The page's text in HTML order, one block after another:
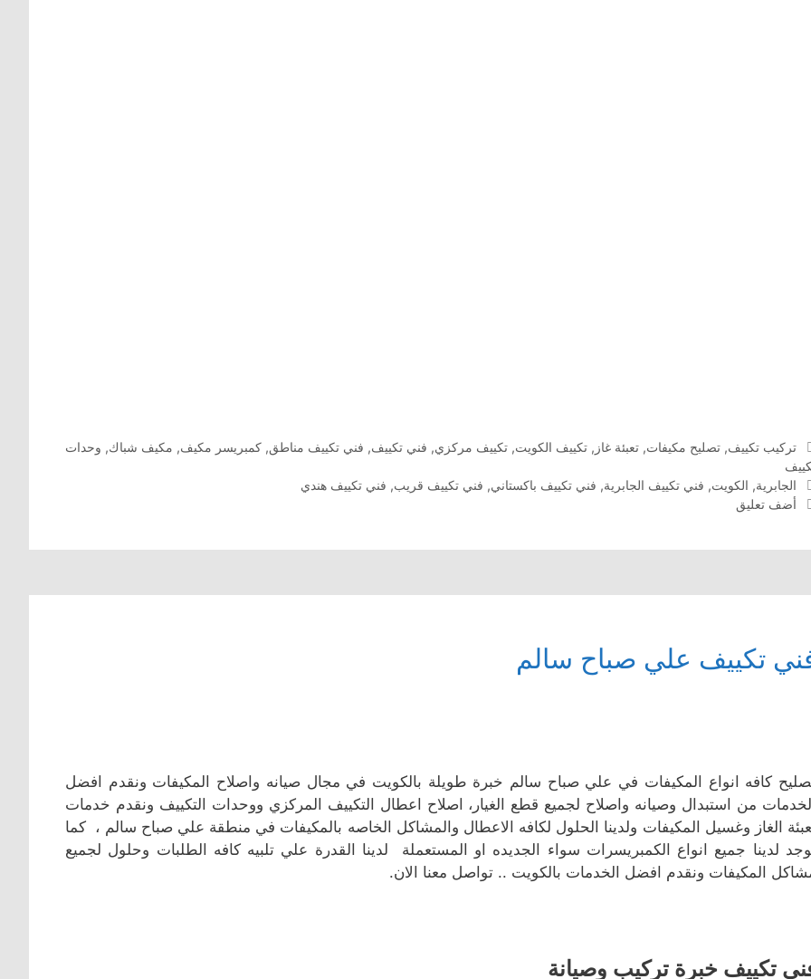
التصنيفات
تركيب تكييف, تصليح مكيفات, تعبئة غاز , تكييف الكويت, تكييف مركزي, فني تكييف, فني تكييف مناطق, كمبريسر مكيف, مكيف شباك, وحدات
الوسوم
الجابرية, الكويت, فني تكييف الجابرية, فني تكييف باكستاني, فني تكييف قريب, فني تكييف هندي
أضف تعليق
تكييف علي صباح سالم
كافه انواع المكيفات في علي صباح سالم خبرة طويلة بالكويت في مجال صيانه واصلاح المكيفات ونقدم افضل
من استبدال وصيانه واصلاح لجميع قطع الغيار، اصلاح اعطال التكييف المركزي ووحدات التكييف ونقدم خدمات
الغاز وغسيل المكيفات ولدينا الحلول لكافه الاعطال والمشاكل الخاصه بالمكيفات في منطقة علي صباح سالم ، كما
لدينا جميع انواع الكمبريسرات سواء الجديده او المستعملة لدينا القدرة علي تلبيه كافه الطلبات وحلول لجميع
المكيفات ونقدم افضل الخدمات بالكويت .. تواصل معنا الان.
تكييف خبرة تركيب وصيانة